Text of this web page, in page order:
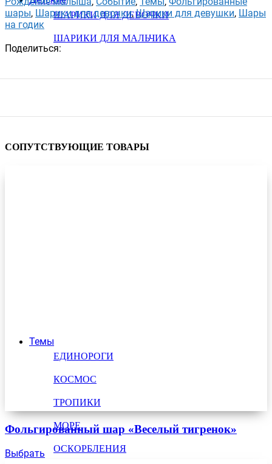
ШАРИКИ ДЛЯ ДЕВОЧКИ
ШАРИКИ ДЛЯ МАЛЬЧИКА
Темы
ЕДИНОРОГИ
КОСМОС
ТРОПИКИ
МОРЕ
ОСКОРБЛЕНИЯ
шары, Шарики для девочки, Шарики для девушки, Шары
на годик
Поделиться:
СОПУТСТВУЮЩИЕ ТОВАРЫ
Фольгированный шар «Веселый тигренок»
Выбрать